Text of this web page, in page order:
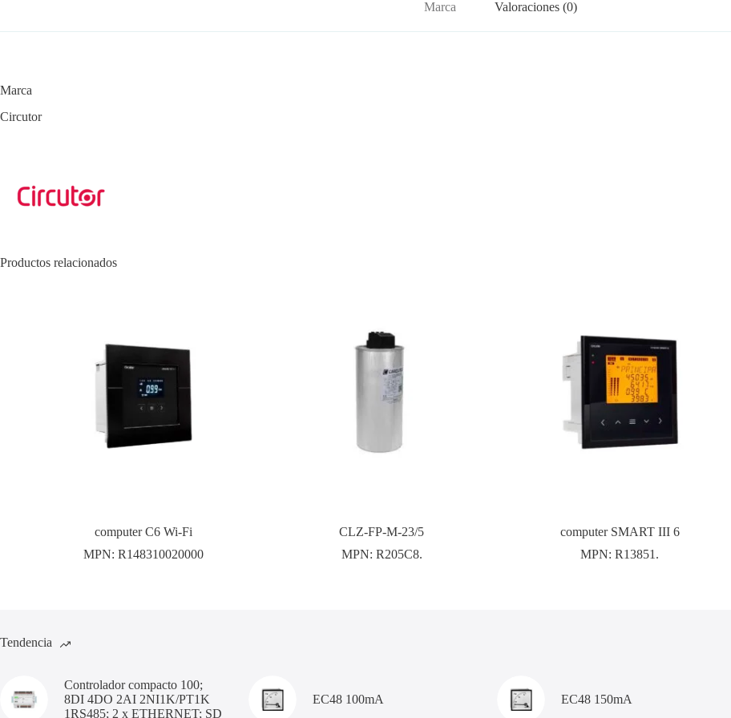
Marca Valoraciones (0)
Marca
Circutor
Productos relacionados
computer C6 Wi-Fi
MPN: R148310020000
CLZ-FP-M-23/5
MPN: R205C8.
computer SMART III 6
MPN:R13851.
Tendencia
Controlador compacto 100;
8DI 4DO 2AI 2NI1K/PT1K
1RS485; 2 x ETHERNET; SD
EC48 100mA EC48 150mA